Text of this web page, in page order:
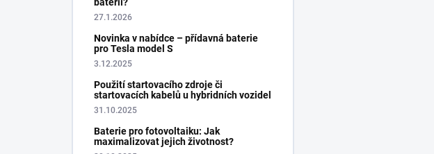
27.1.2026
Novinka v nabídce – přídavná baterie
pro Tesla model S
3.12.2025
Použití startovacího zdroje či
startovacích kabelů u hybridních vozidel
31.10.2025
Baterie pro fotovoltaiku: Jak
maximalizovat jejich životnost?